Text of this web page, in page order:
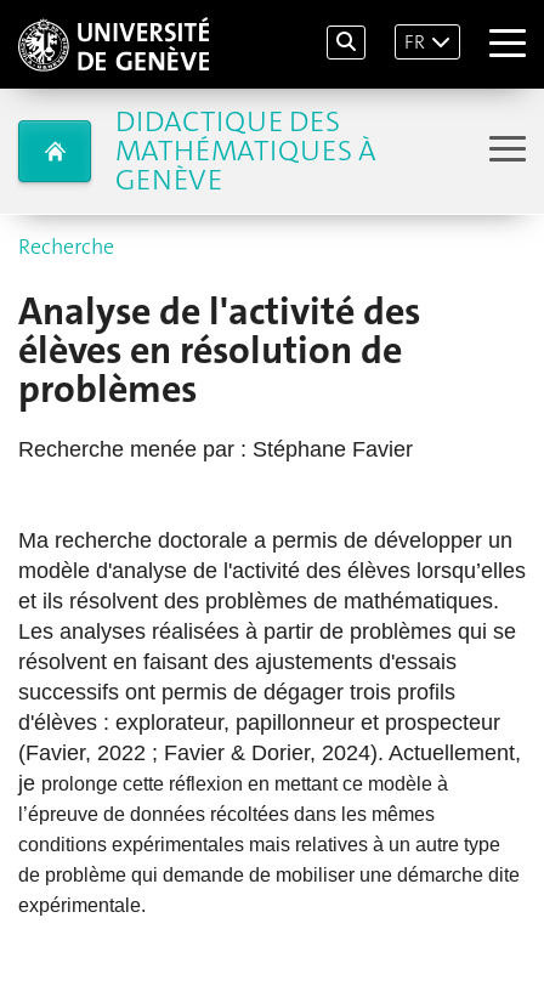
FR
DIDACTIQUE DES
MATHÉMATIQUES À
GENÈVE
Recherche
Analyse de l'activité des
élèves en résolution de
problèmes
Recherche menée par : Stéphane Favier
Ma recherche doctorale a permis de développer un
modèle d'analyse de l'activité des élèves lorsqu’elles
et ils résolvent des problèmes de mathématiques.
Les analyses réalisées à partir de problèmes qui se
résolvent en faisant des ajustements d'essais
successifs ont permis de dégager trois profils
d'élèves : explorateur, papillonneur et prospecteur
(Favier, 2022 ; Favier & Dorier, 2024). Actuellement,
je prolonge cette réflexion en mettant ce modèle à
l’épreuve de données récoltées dans les mêmes
conditions expérimentales mais relatives à un autre type
de problème qui demande de mobiliser une démarche dite
expérimentale.